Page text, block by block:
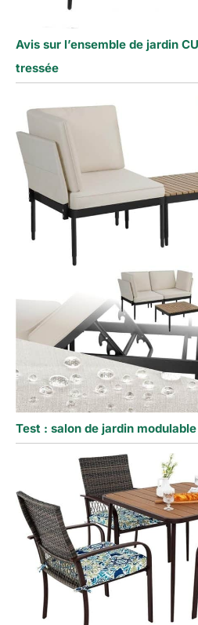
Avis sur l’ensemble de jardin
tressée
Test : salon de jardin modulable